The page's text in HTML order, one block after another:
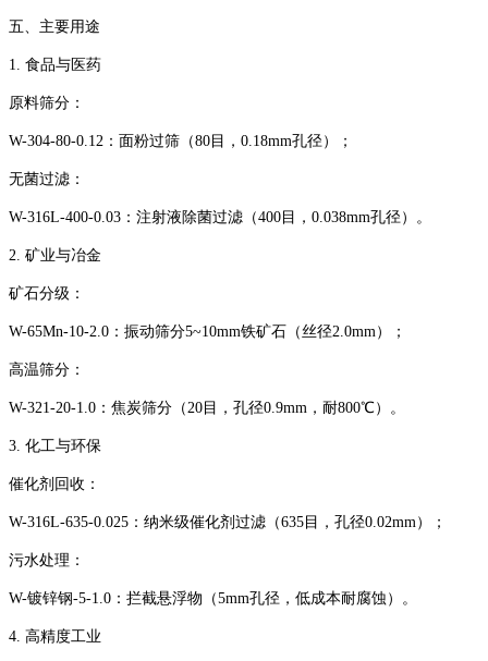
‌五、主要用途‌
‌1. 食品与医药‌
‌原料筛分‌：
‌W-304-80-0.12‌：面粉过筛（80目，0.18mm孔径）；
‌无菌过滤‌：
‌W-316L-400-0.03‌：注射液除菌过滤（400目，0.038mm孔径）。
‌2. 矿业与冶金‌
‌矿石分级‌：
‌W-65Mn-10-2.0‌：振动筛分5~10mm铁矿石（丝径2.0mm）；
‌高温筛分‌：
‌W-321-20-1.0‌：焦炭筛分（20目，孔径0.9mm，耐800℃）。
‌3. 化工与环保‌
‌催化剂回收‌：
‌W-316L-635-0.025‌：纳米级催化剂过滤（635目，孔径0.02mm）；
‌污水处理‌：
‌W-镀锌钢-5-1.0‌：拦截悬浮物（5mm孔径，低成本耐腐蚀）。
‌4. 高精度工业‌